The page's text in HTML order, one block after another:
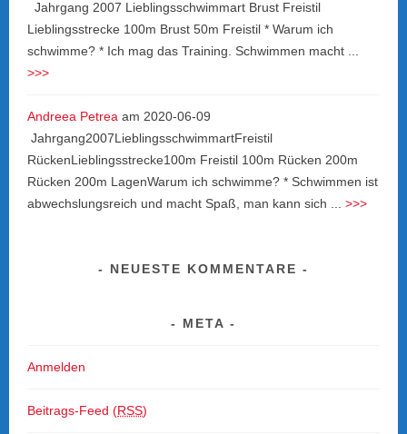
Jahrgang 2007 Lieblingsschwimmart Brust Freistil
Lieblingsstrecke 100m Brust 50m Freistil * Warum ich
schwimme? * Ich mag das Training. Schwimmen macht ...
>>>
Andreea Petrea am2020-06-09
Jahrgang2007LieblingsschwimmartFreistil
RückenLieblingsstrecke100m Freistil 100m Rücken 200m
Rücken 200m LagenWarum ich schwimme? * Schwimmen ist
abwechslungsreich und macht Spaß, man kann sich ...>>>
NEUESTE KOMMENTARE
META
Anmelden
Beitrags-Feed (RSS)